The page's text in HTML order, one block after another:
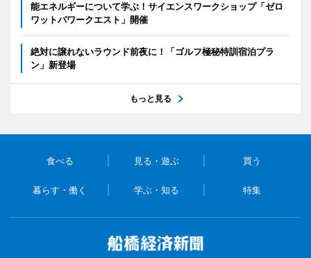
能エネルギーについて学ぶ！サイエンスワークショップ「ゼロ
ワットパワークエスト」開催
絶対に譲れないラウンド前夜に！「ゴルフ極秘特訓宿泊プラ
ン」新登場
もっと見る
食べる 見る・遊ぶ 買う
暮らす・働く 学ぶ・知る 特集